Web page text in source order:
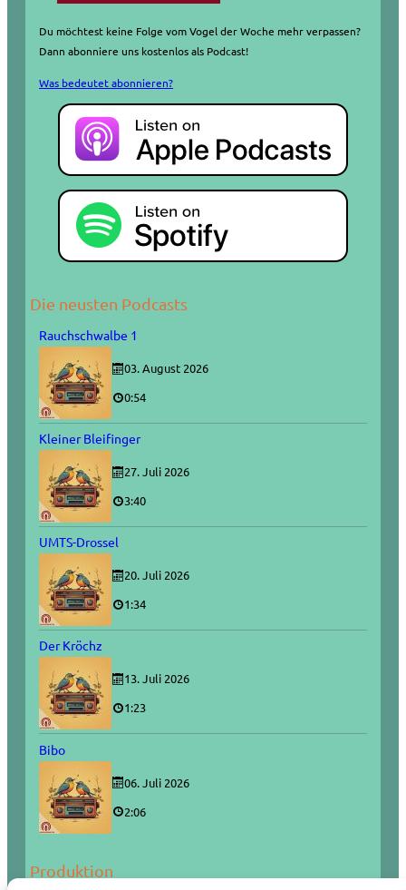
Du möchtest keine Folge vom Vogel der Woche mehr verpassen?
Dann abonniere uns kostenlos als Podcast!
Was bedeutet abonnieren?
Die neusten Podcasts
Rauchschwalbe 1
03. August 2026
0:54
Kleiner Bleifinger
27. Juli 2026
3:40
UMTS-Drossel
20. Juli 2026
1:34
Der Kröchz
13. Juli 2026
1:23
Bibo
06. Juli 2026
2:06
Produktion